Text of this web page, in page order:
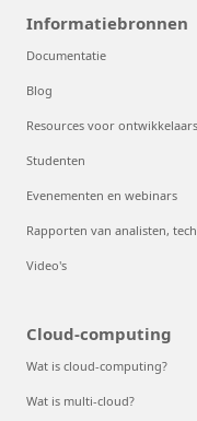
Informatiebronnen
Documentatie
Blog
Resources voor ontwikkelaars
Studenten
Evenementen en webinars
Rapporten van analisten,
Video's
Cloud-computing
Wat is cloud-computing?
Wat is multi-cloud?